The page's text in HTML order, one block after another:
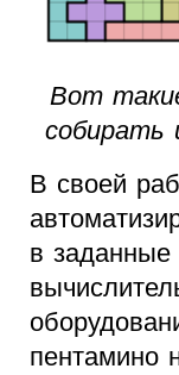
Вот
собирать
В своей
в
пентамино